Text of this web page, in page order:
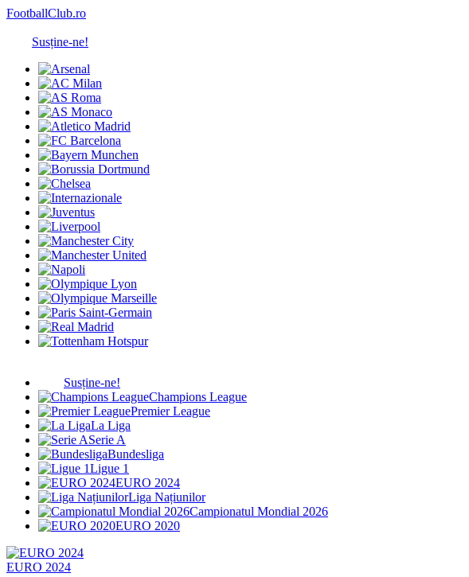
FootballClub.ro
Susține-ne!
Susține-ne!
Champions League
Premier League
La Liga
Serie A
Bundesliga
Ligue 1
EURO 2024
Liga Națiunilor
Campionatul Mondial 2026
EURO 2020
EURO 2024